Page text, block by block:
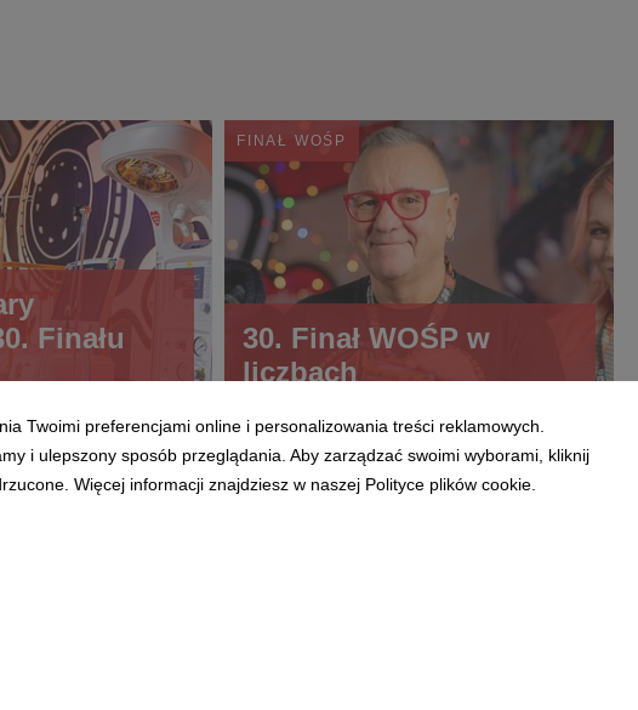
Finału
FINAŁ WOŚP
30. Finał WOŚP w
liczbach
Twoimi preferencjami online i personalizowania treści reklamowych.
i ulepszony sposób przeglądania. Aby zarządzać swoimi wyborami, kliknij
Więcej informacji znajdziesz w naszej Polityce plików cookie.